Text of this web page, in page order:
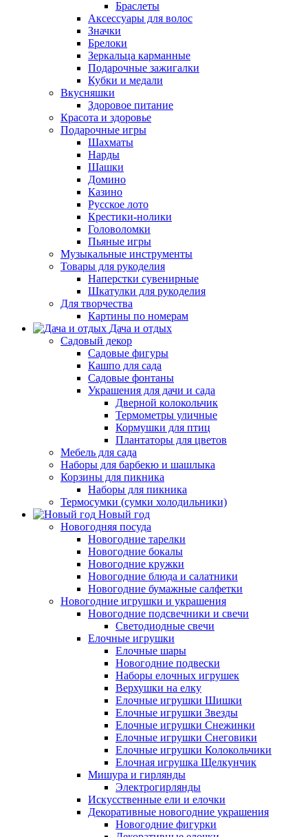
Браслеты
Аксессуары для волос
Значки
Брелоки
Зеркальца карманные
Подарочные зажигалки
Кубки и медали
Вкусняшки
Здоровое питание
Красота и здоровье
Подарочные игры
Шахматы
Нарды
Шашки
Домино
Казино
Русское лото
Крестики-нолики
Головоломки
Пьяные игры
Музыкальные инструменты
Товары для рукоделия
Наперстки сувенирные
Шкатулки для рукоделия
Для творчества
Картины по номерам
Дача и отдых
Садовый декор
Садовые фигуры
Кашпо для сада
Садовые фонтаны
Украшения для дачи и сада
Дверной колокольчик
Термометры уличные
Кормушки для птиц
Плантаторы для цветов
Мебель для сада
Наборы для барбекю и шашлыка
Корзины для пикника
Наборы для пикника
Термосумки (сумки холодильники)
Новый год
Новогодняя посуда
Новогодние тарелки
Новогодние бокалы
Новогодние кружки
Новогодние блюда и салатники
Новогодние бумажные салфетки
Новогодние игрушки и украшения
Новогодние подсвечники и свечи
Светодиодные свечи
Елочные игрушки
Елочные шары
Новогодние подвески
Наборы елочных игрушек
Верхушки на елку
Елочные игрушки Шишки
Елочные игрушки Звезды
Елочные игрушки Снежинки
Елочные игрушки Снеговики
Елочные игрушки Колокольчики
Елочная игрушка Щелкунчик
Мишура и гирлянды
Электрогирлянды
Искусственные ели и елочки
Декоративные новогодние украшения
Новогодние фигурки